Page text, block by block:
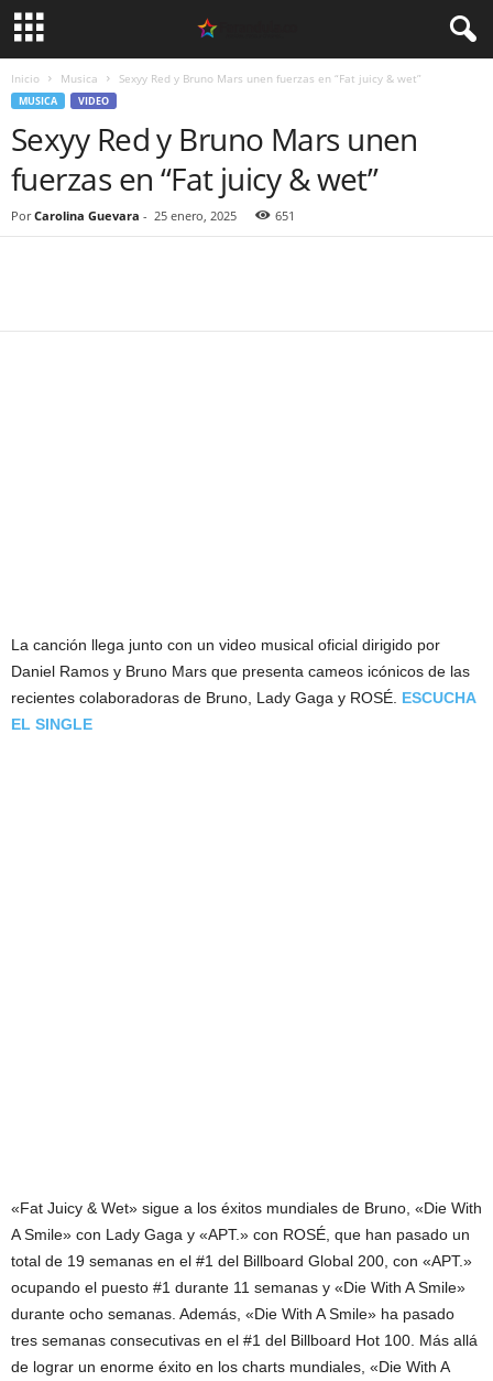
Inicio Musica Sexyy Red y Bruno Mars unen fuerzas en “Fat juicy & wet”
MUSICA VIDEO
Sexyy Red y Bruno Mars unen
fuerzas en “Fat juicy & wet”
Por Carolina Guevara - 25 enero, 2025 651
La canción llega junto con un video musical oficial dirigido por
Daniel Ramos y Bruno Mars que presenta cameos icónicos de las
recientes colaboradoras de Bruno, Lady Gaga y ROSÉ. ESCUCHA
EL SINGLE
«Fat Juicy & Wet» sigue a los éxitos mundiales de Bruno, «Die With
A Smile» con Lady Gaga y «APT.» con ROSÉ, que han pasado un
total de 19 semanas en el #1 del Billboard Global 200, con «APT.»
ocupando el puesto #1 durante 11 semanas y «Die With A Smile»
durante ocho semanas. Además, «Die With A Smile» ha pasado
tres semanas consecutivas en el #1 del Billboard Hot 100. Más allá
de lograr un enorme éxito en los charts mundiales, «Die With A